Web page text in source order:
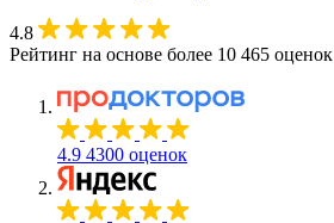
4.8
Рейтинг на основе более 10 465 оценок
4.9 4300 оценок